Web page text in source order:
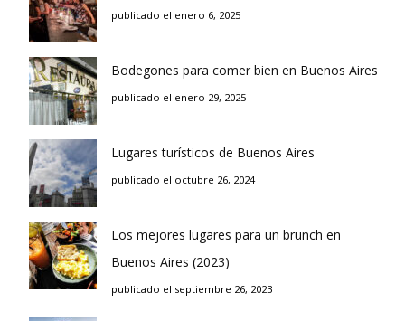
publicado el enero 6, 2025
Bodegones para comer bien en Buenos Aires
publicado el enero 29, 2025
Lugares turísticos de Buenos Aires
publicado el octubre 26, 2024
Los mejores lugares para un brunch en
Buenos Aires (2023)
publicado el septiembre 26, 2023